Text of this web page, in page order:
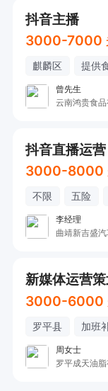
抖音主播
3000-7000
麒麟区 提供
曾先生
云南鸿贵食品
3000-8000
不限 五险
李经理
曲靖新吉盛
新媒体运营
3000-6000
罗平县 加班
周女士
罗平成天油